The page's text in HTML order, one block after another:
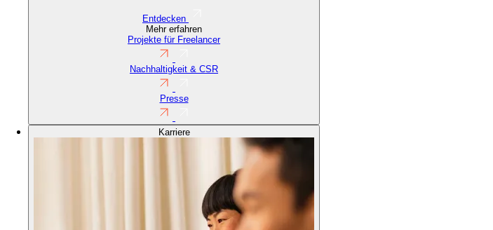
Entdecken
Mehr erfahren
Projekte für Freelancer
Nachhaltigkeit & CSR
Presse
Karriere